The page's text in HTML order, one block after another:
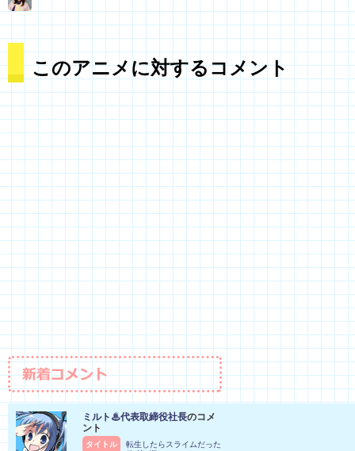
このアニメに対するコメント
ミルト♨代表取締役社長のコメ
ント
タイトル
転生したらスライムだった